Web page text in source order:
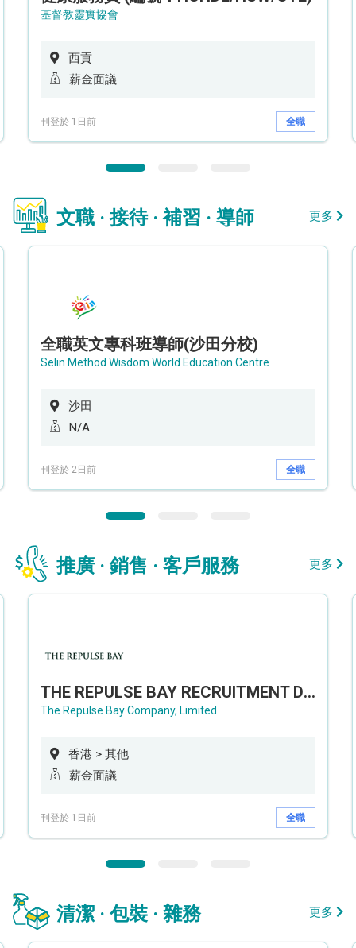
基督教靈實協會
西貢
薪金面議
刊登於 1日前 全職
文職 · 接待 · 補習 · 導師 更多
全職英文專科班導師(沙田分校)
Selin Method Wisdom World Education Centre
沙田
N/A
刊登於 2日前 全職
推廣 · 銷售 · 客戶服務 更多
THE REPULSE BAY RECRUITMENT DAY 淺水灣影灣園人才招聘會
The Repulse Bay Company, Limited
香港 > 其他
薪金面議
刊登於 1日前 全職
清潔 · 包裝 · 雜務 更多